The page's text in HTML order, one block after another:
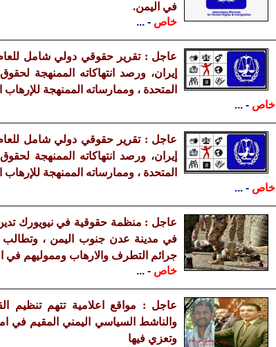
في اليمن.
خاص - ...
إيران، ورصد انتهاكاته الممنهجة
المتحدة ، وممارساته الممنهجة للإرهاب
خاص - ...
إيران، ورصد انتهاكاته الممنهجة
المتحدة ، وممارساته الممنهجة للإرهاب
خاص - ...
عاجل : منظمة حقوقية في نيويورك تدين
في مدينة عدن جنوب اليمن ،
جرائم التطرف والارهاب ومموليهم في
خاص - ...
عاجل : مواقع اعلامية تتهم تنظيم
والناشط السياسي اليمني المقيم في
وتعزي فيها